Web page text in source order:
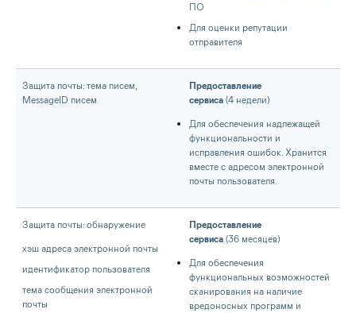
ПО
Для оценки репутации
отправителя
Защита почты: тема писем,
MessageID писем
Предоставление
сервиса (4 недели)
Для обеспечения надлежащей
функциональности и
исправления ошибок. Хранится
вместе с адресом электронной
почты пользователя.
Защита почты: обнаружение
хэш адреса электронной почты
идентификатор пользователя
тема сообщения электронной
почты
Предоставление
сервиса (36 месяцев)
Для обеспечения
функциональных возможностей
сканирования на наличие
вредоносных программ и